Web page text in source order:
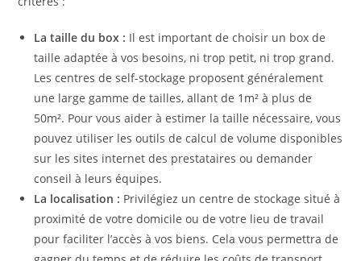
La taille du box : Il est important de choisir un box de
taille adaptée à vos besoins, ni trop petit, ni trop grand.
Les centres de self-stockage proposent généralement
une large gamme de tailles, allant de 1m² à plus de
50m². Pour vous aider à estimer la taille nécessaire, vous
pouvez utiliser les outils de calcul de volume disponibles
sur les sites internet des prestataires ou demander
conseil à leurs équipes.
La localisation : Privilégiez un centre de stockage situé à
proximité de votre domicile ou de votre lieu de travail
pour faciliter l’accès à vos biens. Cela vous permettra de